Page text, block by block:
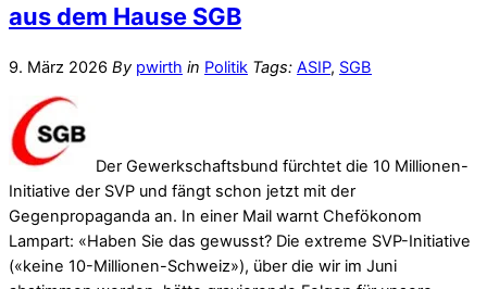
aus dem Hause SGB
9. März 2026 By pwirth in Politik Tags: ASIP, SGB
Der Gewerkschaftsbund fürchtet die 10 Millionen-
Initiative der SVP und fängt schon jetzt mit der
Gegenpropaganda an. In einer Mail warnt Chefökonom
Lampart: «Haben Sie das gewusst? Die extreme SVP-Initiative
(«keine 10-Millionen-Schweiz»), über die wir im Juni